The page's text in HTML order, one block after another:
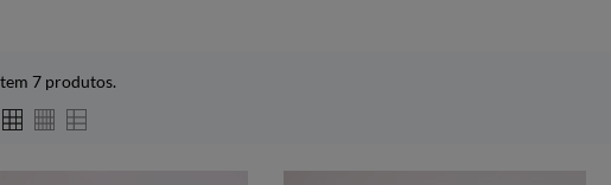
7 produtos.